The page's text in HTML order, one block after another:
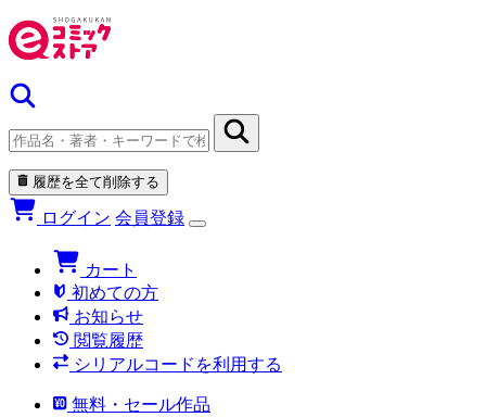
履歴を全て削除する
ログイン 会員登録
カート
初めての方
お知らせ
閲覧履歴
シリアルコードを利用する
無料・セール作品